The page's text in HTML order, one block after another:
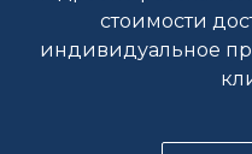
стоимости
индивидуальное